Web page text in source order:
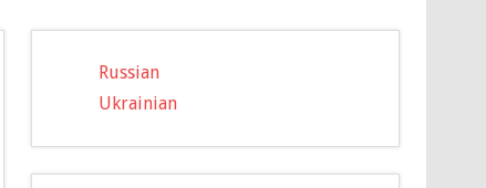
Russian
Ukrainian